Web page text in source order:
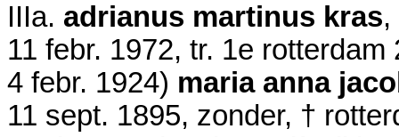
IIIa. adrianus martinus kras
11 febr. 1972, tr. 1e
4 febr. 1924) maria anna
11 sept. 1895, zonder, †